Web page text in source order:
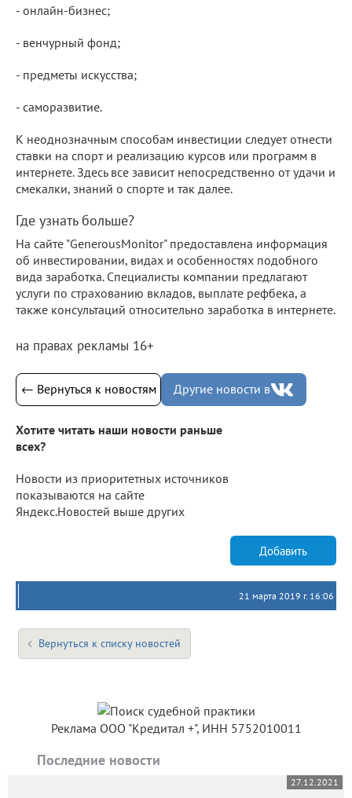
- онлайн-бизнес;
- венчурный фонд;
- предметы искусства;
- саморазвитие.
К неоднозначным способам инвестиции следует отнести
ставки на спорт и реализацию курсов или программ в
интернете. Здесь все зависит непосредственно от удачи и
смекалки, знаний о спорте и так далее.
Где узнать больше?
На сайте "GenerousMonitor" предоставлена информация
об инвестировании, видах и особенностях подобного
вида заработка. Специалисты компании предлагают
услуги по страхованию вкладов, выплате рефбека, а
также консультаций относительно заработка в интернете.
на правах рекламы 16+
← Вернуться к новостям Другие новости в
Хотите читать наши новости раньше
всех?
Новости из приоритетных источников
показываются на сайте
Яндекс.Новостей выше других
Добавить
21 марта 2019 г. 16:06
Вернуться к списку новостей
Реклама ООО "Кредитал +", ИНН 5752010011
Последние новости
27.12.2021